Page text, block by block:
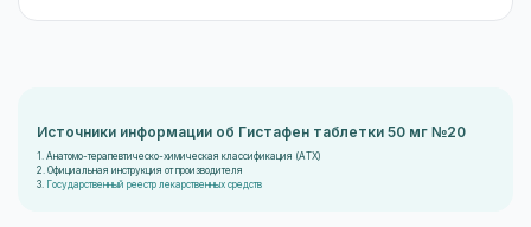
Источники информации об Гистафен таблетки 50 мг №20
1. Анатомо-терапевтическо-химическая классификация (ATX)
2. Официальная инструкция от производителя
3.
Государственный реестр лекарственных средств